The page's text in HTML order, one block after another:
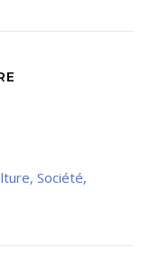
Société,